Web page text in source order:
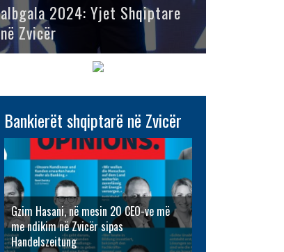
albgala 2024: Yjet Shqiptare
në Zvicër
Bankierët shqiptarë në Zvicër
Gzim Hasani, në mesin 20 CEO-ve më
me ndikim në Zvicër sipas
Handelszeitung